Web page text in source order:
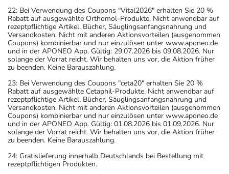
22: Bei Verwendung des Coupons "Vital2026" erhalten Sie 20 %
Rabatt auf ausgewählte Orthomol-Produkte. Nicht anwendbar auf
rezeptpflichtige Artikel, Bücher, Säuglingsanfangsnahrung und
Versandkosten. Nicht mit anderen Aktionsvorteilen (ausgenommen
Coupons) kombinierbar und nur einzulösen unter www.aponeo.de
und in der APONEO App. Gültig: 29.07.2026 bis 09.08.2026. Nur
solange der Vorrat reicht. Wir behalten uns vor, die Aktion früher
zu beenden. Keine Barauszahlung.
23: Bei Verwendung des Coupons "ceta20" erhalten Sie 20 %
Rabatt auf ausgewählte Cetaphil-Produkte. Nicht anwendbar auf
rezeptpflichtige Artikel, Bücher, Säuglingsanfangsnahrung und
Versandkosten. Nicht mit anderen Aktionsvorteilen (ausgenommen
Coupons) kombinierbar und nur einzulösen unter www.aponeo.de
und in der APONEO App. Gültig: 01.08.2026 bis 01.09.2026. Nur
solange der Vorrat reicht. Wir behalten uns vor, die Aktion früher
zu beenden. Keine Barauszahlung.
24: Gratislieferung innerhalb Deutschlands bei Bestellung mit
rezeptpflichtigen Produkten.